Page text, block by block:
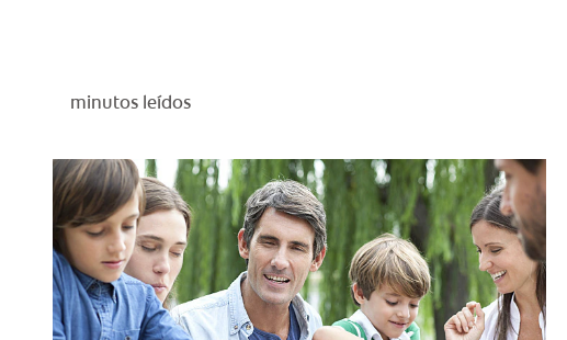
minutos leídos